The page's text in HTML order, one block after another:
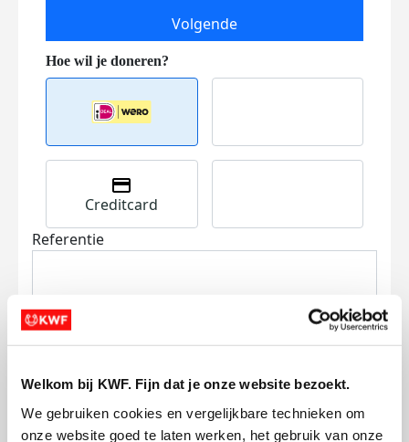
Welkom bij KWF. Fijn dat je onze website bezoekt.
We gebruiken cookies en vergelijkbare technieken om
onze website goed te laten werken, het gebruik van onze
Volgende
Creditcard
Referentie
Ik wil bijdragen aan de transactiekosten
en betaal €0.75 extra.